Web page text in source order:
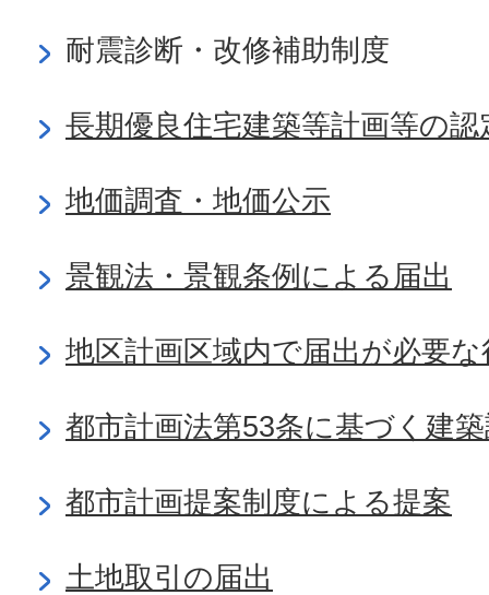
耐震診断・改修補助制度
長期優良住宅建築等計画等の認
地価調査・地価公示
景観法・景観条例による届出
地区計画区域内で届出が必要
都市計画法第53条に基づく建
都市計画提案制度による提案
土地取引の届出